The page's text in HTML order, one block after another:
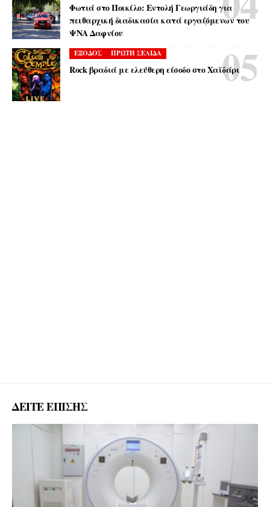
Φωτιά στο Ποικίλο: Εντολή Γεωργιάδη για
πειθαρχική διαδικασία κατά εργαζόμενων του
ΨΝΑ Δαφνίου
ΕΞΟΔΟΣ ΠΡΩΤΗ ΣΕΛΙΔΑ
Rock βραδιά με ελεύθερη είσοδο στο Χαϊδάρι
ΔΕΙΤΕ ΕΠΙΣΗΣ